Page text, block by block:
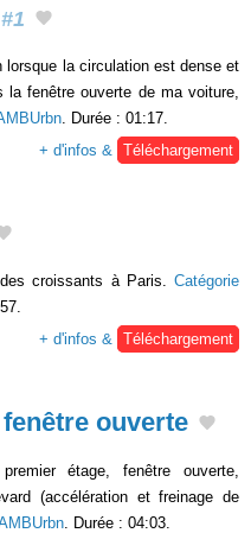
#1
lorsque la circulation est dense et
fenêtre ouverte de ma voiture,
. Durée : 01:17.
+ d'infos &
Téléchargement
croissants à Paris. Catégorie
+ d'infos & Téléchargement
ouverte
étage, fenêtre ouverte,
(accélération et freinage de
. Durée : 04:03.